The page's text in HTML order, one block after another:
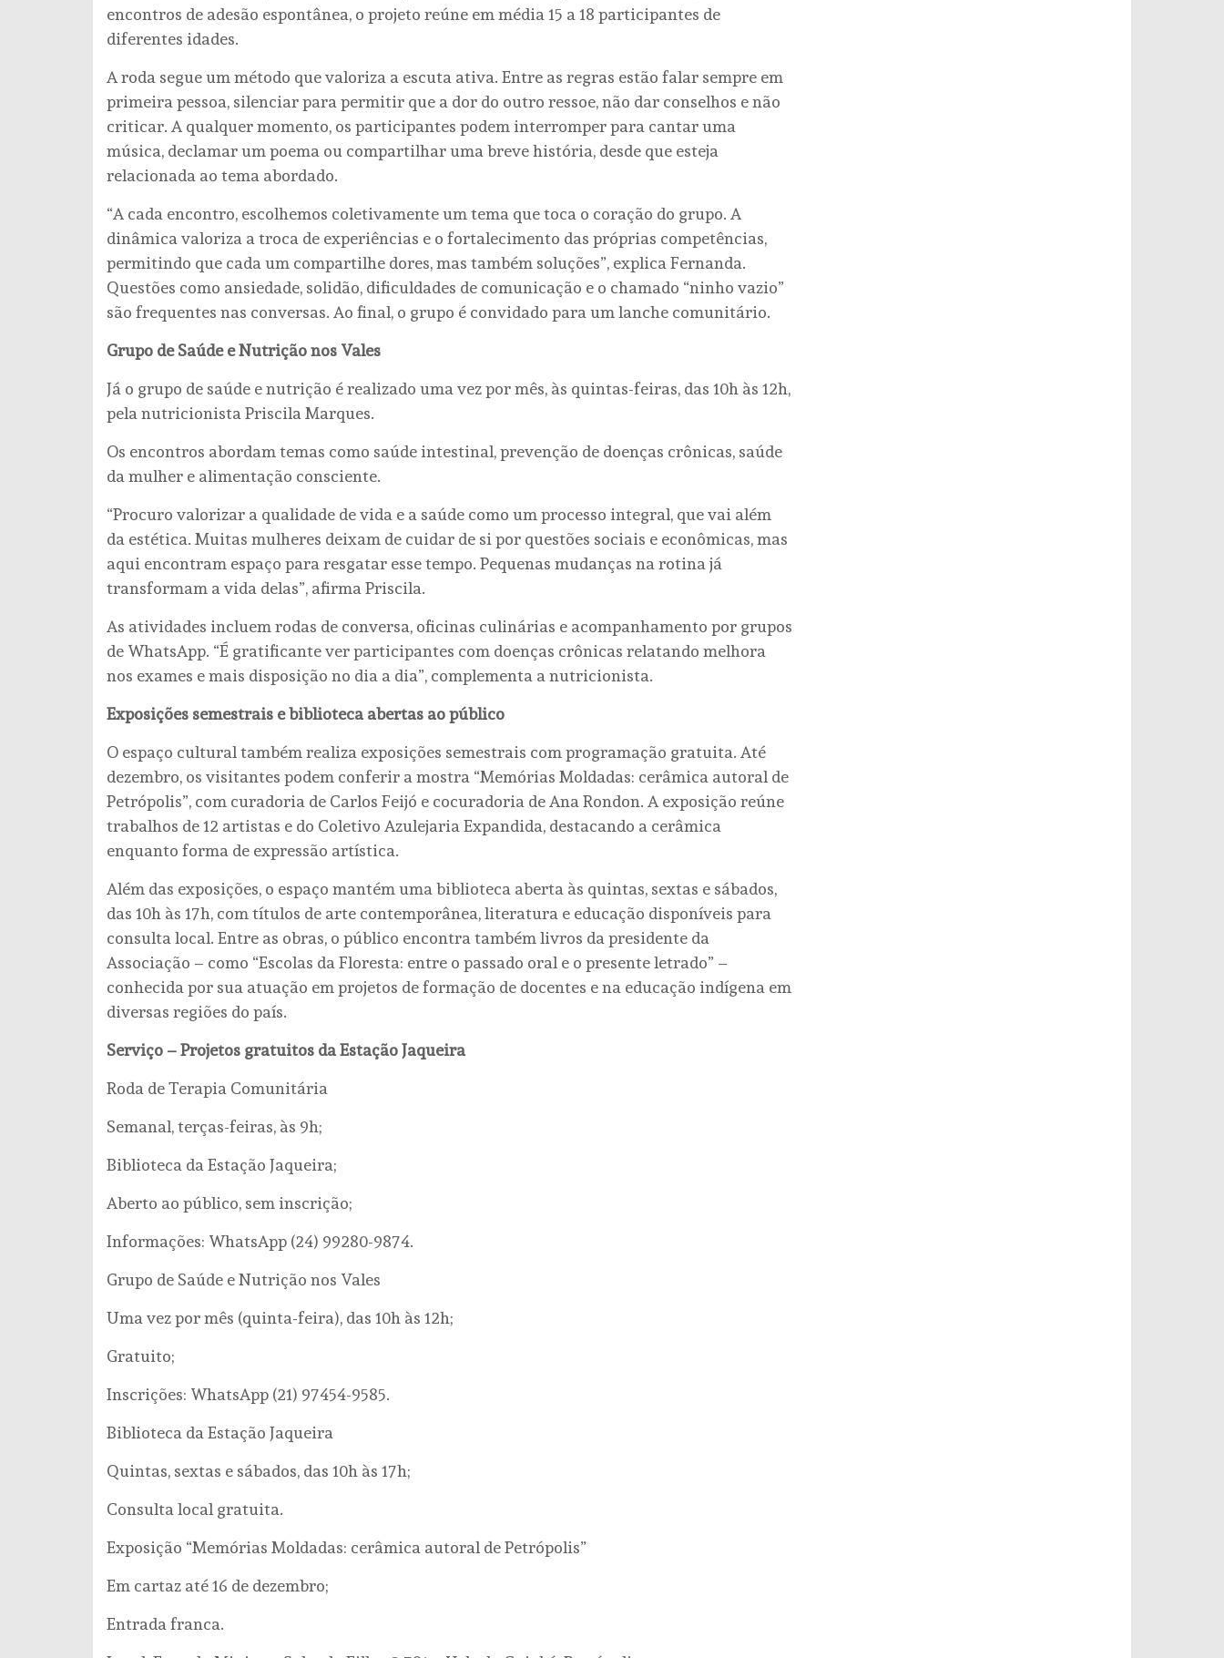
encontros de adesão espontânea, o projeto reúne em média 15 a 18 participantes de
diferentes idades.
A roda segue um método que valoriza a escuta ativa. Entre as regras estão falar sempre em
primeira pessoa, silenciar para permitir que a dor do outro ressoe, não dar conselhos e não
criticar. A qualquer momento, os participantes podem interromper para cantar uma
música, declamar um poema ou compartilhar uma breve história, desde que esteja
relacionada ao tema abordado.
“A cada encontro, escolhemos coletivamente um tema que toca o coração do grupo. A
dinâmica valoriza a troca de experiências e o fortalecimento das próprias competências,
permitindo que cada um compartilhe dores, mas também soluções”, explica Fernanda.
Questões como ansiedade, solidão, dificuldades de comunicação e o chamado “ninho vazio”
são frequentes nas conversas. Ao final, o grupo é convidado para um lanche comunitário.
Grupo de Saúde e Nutrição nos Vales
Já o grupo de saúde e nutrição é realizado uma vez por mês, às quintas-feiras, das 10h às 12h,
pela nutricionista Priscila Marques.
Os encontros abordam temas como saúde intestinal, prevenção de doenças crônicas, saúde
da mulher e alimentação consciente.
“Procuro valorizar a qualidade de vida e a saúde como um processo integral, que vai além
da estética. Muitas mulheres deixam de cuidar de si por questões sociais e econômicas, mas
aqui encontram espaço para resgatar esse tempo. Pequenas mudanças na rotina já
transformam a vida delas”, afirma Priscila.
As atividades incluem rodas de conversa, oficinas culinárias e acompanhamento por grupos
de WhatsApp. “É gratificante ver participantes com doenças crônicas relatando melhora
nos exames e mais disposição no dia a dia”, complementa a nutricionista.
Exposições semestrais e biblioteca abertas ao público
O espaço cultural também realiza exposições semestrais com programação gratuita. Até
dezembro, os visitantes podem conferir a mostra “Memórias Moldadas: cerâmica autoral de
Petrópolis”, com curadoria de Carlos Feijó e cocuradoria de Ana Rondon. A exposição reúne
trabalhos de 12 artistas e do Coletivo Azulejaria Expandida, destacando a cerâmica
enquanto forma de expressão artística.
Além das exposições, o espaço mantém uma biblioteca aberta às quintas, sextas e sábados,
das 10h às 17h, com títulos de arte contemporânea, literatura e educação disponíveis para
consulta local. Entre as obras, o público encontra também livros da presidente da
Associação – como “Escolas da Floresta: entre o passado oral e o presente letrado” –
conhecida por sua atuação em projetos de formação de docentes e na educação indígena em
diversas regiões do país.
Serviço – Projetos gratuitos da Estação Jaqueira
Roda de Terapia Comunitária
Semanal, terças-feiras, às 9h;
Biblioteca da Estação Jaqueira;
Aberto ao público, sem inscrição;
Informações: WhatsApp (24) 99280-9874.
Grupo de Saúde e Nutrição nos Vales
Uma vez por mês (quinta-feira), das 10h às 12h;
Gratuito;
Inscrições: WhatsApp (21) 97454-9585.
Biblioteca da Estação Jaqueira
Quintas, sextas e sábados, das 10h às 17h;
Consulta local gratuita.
Exposição “Memórias Moldadas: cerâmica autoral de Petrópolis”
Em cartaz até 16 de dezembro;
Entrada franca.